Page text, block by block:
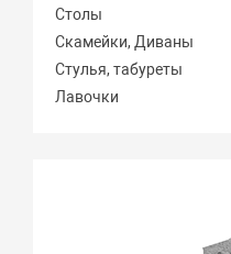
Столы
Скамейки, Диваны
Стулья, табуреты
Лавочки